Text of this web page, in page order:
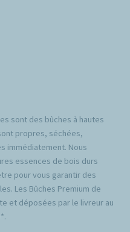
sont des bûches à hautes
propres, séchées,
immédiatement. Nous
essences de bois durs
pour vous garantir des
Les Bûches Premium de
et déposées par le livreur au